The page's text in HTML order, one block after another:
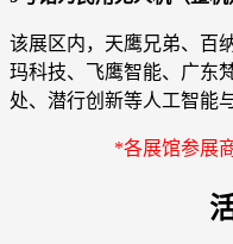
该展区内，天鹰兄弟、百
玛科技、飞鹰智能、广东
处、潜行创新等人工智能
*各展馆参展